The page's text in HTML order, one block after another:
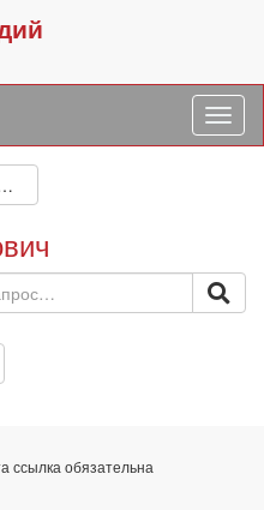
Исидорович
ссылка обязательна